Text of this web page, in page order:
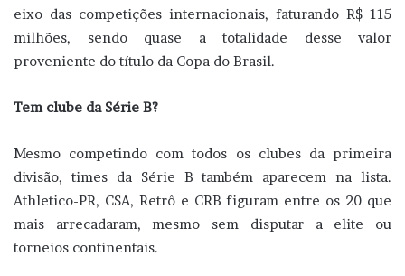
eixo das competições internacionais, faturando R$ 115
milhões, sendo quase a totalidade desse valor
proveniente do título da Copa do Brasil.
Tem clube da Série B?
Mesmo competindo com todos os clubes da primeira
divisão, times da Série B também aparecem na lista.
Athletico-PR, CSA, Retrô e CRB figuram entre os 20 que
mais arrecadaram, mesmo sem disputar a elite ou
torneios continentais.